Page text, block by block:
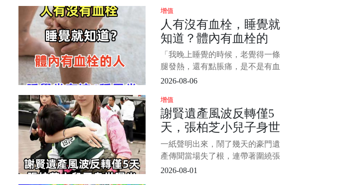
觀眾的喜愛，雖然後來爆出不少醜
聞，但在日本地位依然崇高。 只是
2022年傳出，打拚超過30年以來，
幾乎沒有請過長假的他，突然宣布
停工休養1個月，後面就有知情人士
透露，
增值
人有沒有血栓，睡覺就
知道？體內有血栓的
人，睡覺常有這4種異常
「我晚上睡覺的時候，老覺得一條
腿發熱，還有點脹痛，是不是有血
栓啊？」 一位年近六十的計程車司
會覺得，血栓這種事，一定是和醫
院有關，要麼是腦梗、要麼是肺栓
塞，和日常生活沒什麼關係。 其
院，而是在床上最容易被發現。
1/15
2026-08-06
增值
謝賢遺產風波反轉僅5
天，張柏芝小兒子身世
曝光，是我們誤會了
一紙聲明出來，鬧了幾天的豪門遺
產傳聞當場失了根，連帶著圍繞張
柏芝小兒子的身世猜測，也被證明
2026-08-01